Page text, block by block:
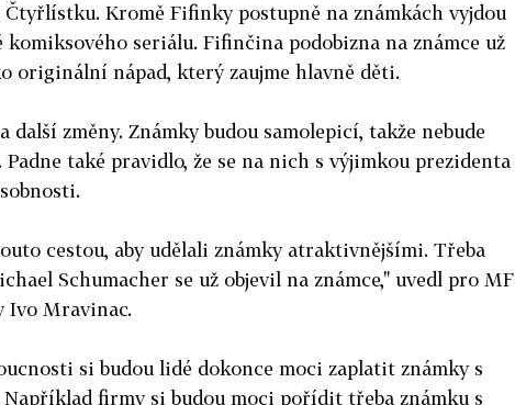
Kromě Fifinky postupně na známkách vyjdou
seriálu. Fifinčina podobizna na známce už
originální nápad, který zaujme hlavně děti.
další změny. Známky budou samolepicí, takže nebude
také pravidlo, že se na nich s výjimkou prezidenta
cestou, aby udělali známky atraktivnějšími. Třeba
Schumacher se už objevil na známce," uvedl pro MF
Ivo Mravinac.
si budou lidé dokonce moci zaplatit známky s
firmy si budou moci pořídit třeba známku s